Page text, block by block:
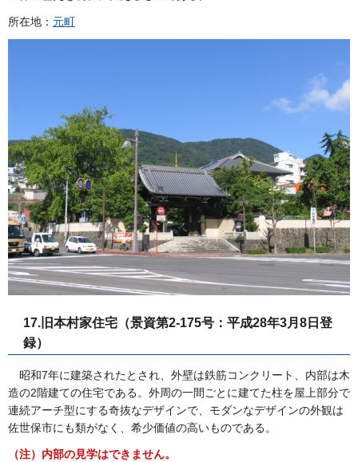
所在地： 元町
17.旧本村家住宅（景資第2-175号：平成28年3月8日登
録）
昭和7年に建築されたとされ、外壁は鉄筋コンクリート、内部は木
造の2階建ての住宅である。外周の一間ごとに建てた柱を屋上部分で
連続アーチ型にする奇抜なデザインで、モダンなデザインの外観は
佐世保市にも類がなく、希少価値の高いものである。
（注）内部の見学はできません。